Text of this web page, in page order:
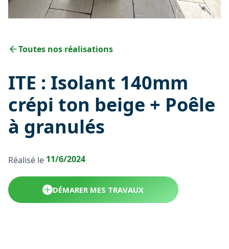
Toutes nos réalisations
ITE : Isolant 140mm
crépi ton beige + Poêle
à granulés
Réalisé le 11/6/2024
DÉMARER MES TRAVAUX